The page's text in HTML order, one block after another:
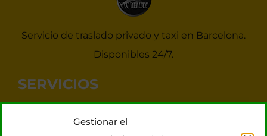
Gestionar el
Servicio de traslado privado y taxi en Barcelona.
Disponibles 24/7.
SERVICIOS